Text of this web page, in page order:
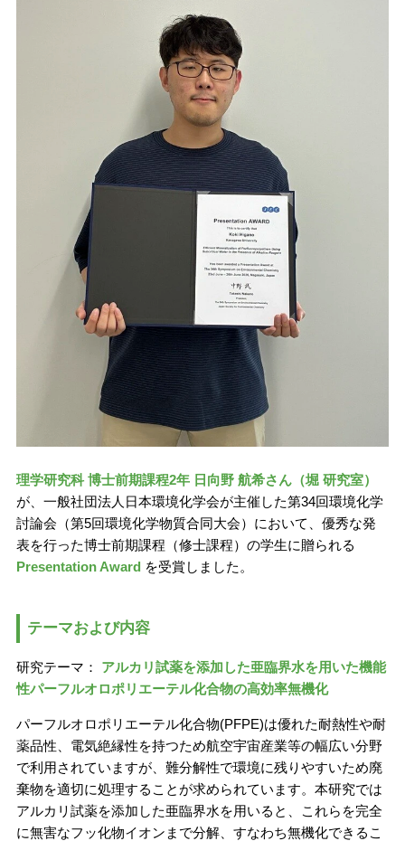
理学研究科 博士前期課程2年 日向野 航希さん（堀 研究室）
が、一般社団法人日本環境化学会が主催した第34回環境化学
討論会（第5回環境化学物質合同大会）において、優秀な発
表を行った博士前期課程（修士課程）の学生に贈られる
Presentation Award を受賞しました。
テーマおよび内容
研究テーマ：
アルカリ試薬を添加した亜臨界水を用いた機能
性パーフルオロポリエーテル化合物の高効率無機化
パーフルオロポリエーテル化合物(PFPE)は優れた耐熱性や耐
薬品性、電気絶縁性を持つため航空宇宙産業等の幅広い分野
で利用されていますが、難分解性で環境に残りやすいため廃
棄物を適切に処理することが求められています。本研究では
アルカリ試薬を添加した亜臨界水を用いると、これらを完全
に無害なフッ化物イオンまで分解、すなわち無機化できるこ